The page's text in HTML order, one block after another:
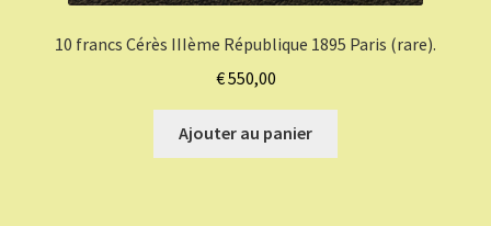
10 francs Cérès IIIème République 1895 Paris (rare).
€550,00
Ajouter au panier